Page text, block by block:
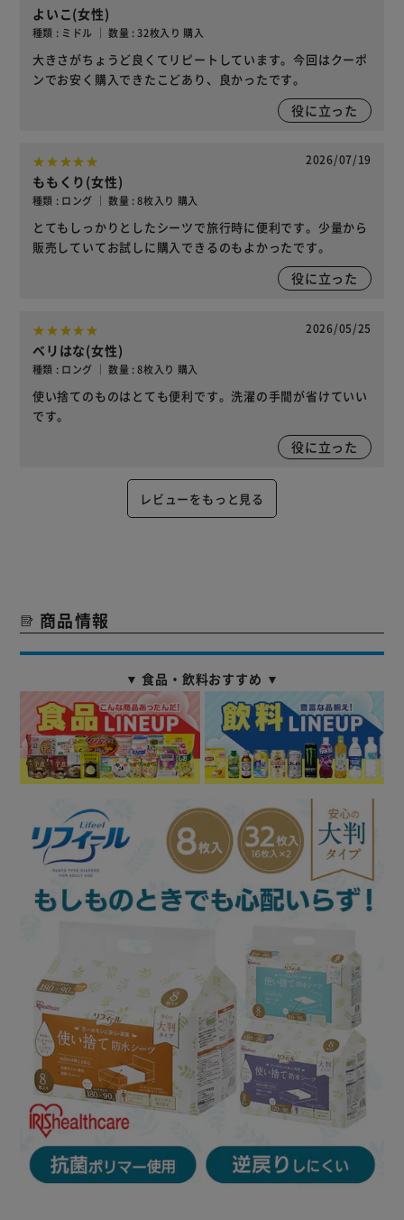
よいこ(女性)
種類 : ミドル ｜ 数量 : 32枚入り 購入
大きさがちょうど良くてリピートしています。今回はクーポ
ンでお安く購入できたこどあり、良かったです。
役に立った
2026/07/19
ももくり(女性)
種類 : ロング ｜ 数量 : 8枚入り 購入
とてもしっかりとしたシーツで旅行時に便利です。少量から
販売していてお試しに購入できるのもよかったです。
役に立った
2026/05/25
ベリはな(女性)
種類 : ロング ｜ 数量 : 8枚入り 購入
使い捨てのものはとても便利です。洗濯の手間が省けていい
です。
役に立った
レビューをもっと見る
商品情報
▼ 食品・飲料おすすめ ▼